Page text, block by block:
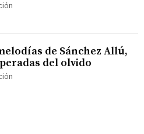
de Sánchez Allú,
del olvido